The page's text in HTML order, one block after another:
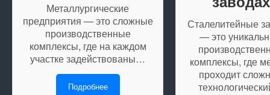
Металлургические
предприятия — это сложные
производственные
комплексы, где на каждом
участке задействованы…
Подробнее
Сталелитейные
— это
комплексы, где
проходит